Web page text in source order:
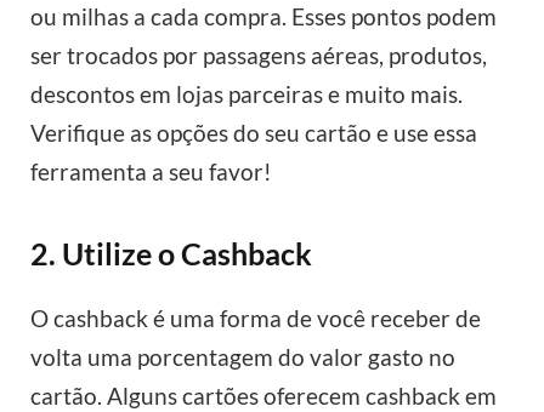
ou milhas a cada compra. Esses pontos podem
ser trocados por passagens aéreas, produtos,
descontos em lojas parceiras e muito mais.
Verifique as opções do seu cartão e use essa
ferramenta a seu favor!
2. Utilize o Cashback
O cashback é uma forma de você receber de
volta uma porcentagem do valor gasto no
cartão. Alguns cartões oferecem cashback em